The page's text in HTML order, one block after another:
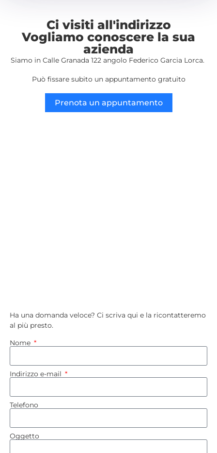
Ci visiti all'indirizzo
Vogliamo conoscere la sua
azienda
Siamo in Calle Granada 122 angolo Federico Garcia Lorca.
Può fissare subito un appuntamento gratuito
Prenota un appuntamento
Ha una domanda veloce? Ci scriva qui e la ricontatteremo
al più presto.
Nome
Indirizzo e-mail
Telefono
Oggetto